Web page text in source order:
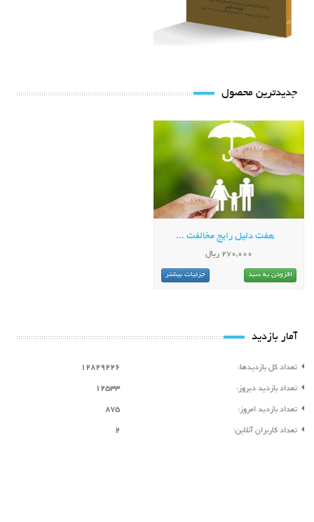
جدیدترین محصول
هفت دلیل رایج مخالفت ...
270,000 ریال
افزودن به سبد جزئیات بیشتر
آمار بازدید
تعداد کل بازدیدها: 12829226
تعداد بازدید دیروز: 12533
تعداد بازدید امروز: 875
تعداد کاربران آنلاین: 2